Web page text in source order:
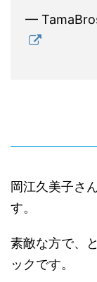
—
岡江久美子さ
す。
素敵な方で、
ックです。